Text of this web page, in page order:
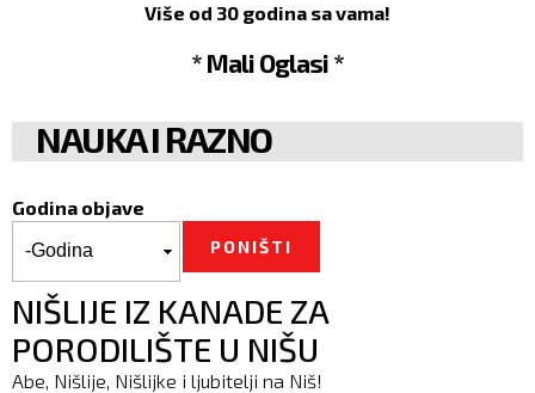
Više od 30 godina sa vama!
* Mali Oglasi *
NAUKA I RAZNO
Godina objave
NIŠLIJE IZ KANADE ZA
PORODILIŠTE U NIŠU
Abe, Nišlije, Nišlijke i ljubitelji na Niš!